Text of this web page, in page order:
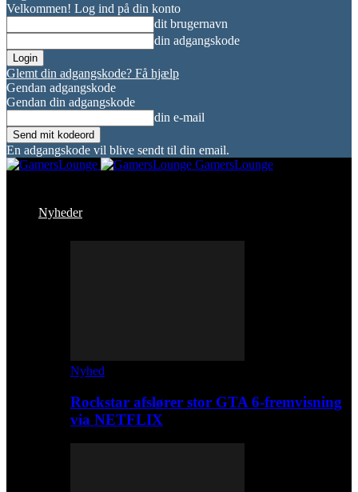
Velkommen! Log ind på din konto
dit brugernavn
din adgangskode
Glemt din adgangskode? Få hjælp
Gendan adgangskode
Gendan din adgangskode
din e-mail
En adgangskode vil blive sendt til din email.
GamersLounge
Nyheder
Nyhed
Rockstar afslører stor GTA 6-fremvisning
via NETFLIX